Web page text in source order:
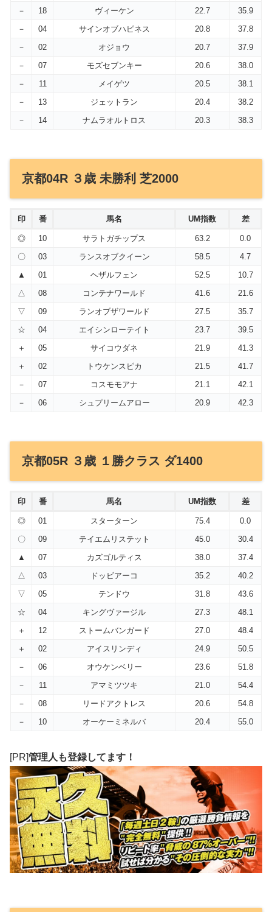
－ 18 ヴィーケン 22.7
35.9
－
04 サインオブハピネス 20.8
37.8
－
02 オジョウ 20.7
37.9
－
07 モズセブンキー 20.6
38.0
－
11 メイゲツ 20.5
38.1
－
13 ジェットラン 20.4
38.2
－
14 ナムラオルトロス 20.3 38.3
京都04R ３歳 未勝利 芝2000
印 番 馬名 UM指数 差
◎ 10 サラトガチップス 63.2
0.0
〇
03 ランスオブクイーン 58.5
4.7
▲
01 ヘザルフェン 52.5
10.7
△
08 コンテナワールド 41.6
21.6
▽
09 ランオブザワールド 27.5
35.7
☆
04 エイシンローテイト 23.7
39.5
＋
05 サイコウダネ 21.9
41.3
＋
02 トウケンスピカ 21.5
41.7
－
07 コスモモアナ 21.1
42.1
－
06 シュプリームアロー 20.9 42.3
京都05R ３歳 １勝クラス ダ1400
印 番 馬名 UM指数 差
◎ 01 スターターン 75.4
0.0
〇
09 テイエムリステット 45.0
30.4
▲
07 カズゴルティス 38.0
37.4
△
03 ドッビアーコ 35.2
40.2
▽
05 テンドウ 31.8
43.6
☆
04 キングヴァージル 27.3
48.1
＋
12 ストームバンガード 27.0
48.4
＋
02 アイスリンディ 24.9
50.5
－
06 オウケンベリー 23.6
51.8
－
11 アマミツツキ 21.0
54.4
－
08 リードアクトレス 20.6
54.8
－
10 オーケーミネルバ 20.4 55.0
[PR]管理人も登録してます！